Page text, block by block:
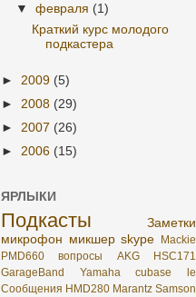
▼февраля (1)
Краткий курс молодого
подкастера
► 2009 (5)
► 2008 (29)
► 2007 (26)
► 2006 (15)
ЯРЛЫКИ
Подкасты
Заметки
микрофон микшер skype
Mackie
PMD660
вопросы
AKG HSC171
GarageBand
Yamaha
cubase le
Сообщения HMD280 Marantz Samson